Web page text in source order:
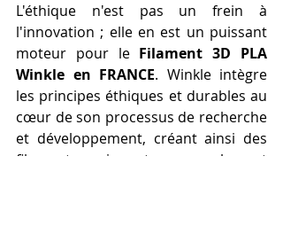
L'éthique n'est pas un frein à
l'innovation ; elle en est un puissant
moteur pour le Filament 3D PLA
Winkle en FRANCE. Winkle intègre
les principes éthiques et durables au
cœur de son processus de recherche
et développement, créant ainsi des
filaments qui sont non seulement